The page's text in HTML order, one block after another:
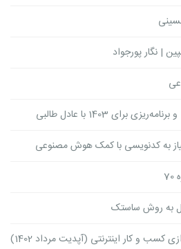
| نگار پورجواد
به کدنویسی با کمک هوش مصنوعی
به روش ساستک
کسب و کار اینترنتی (آپدیت مرداد 1402)